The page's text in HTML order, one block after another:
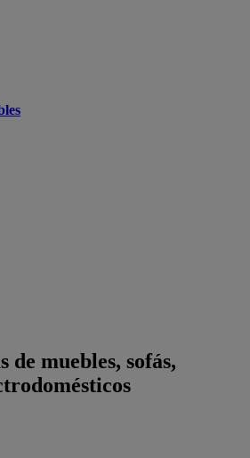
de muebles, sofás,